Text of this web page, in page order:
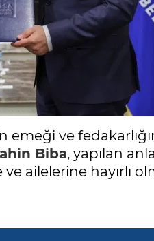
emeği ve
Biba, yapılan
ailelerine hayırlı